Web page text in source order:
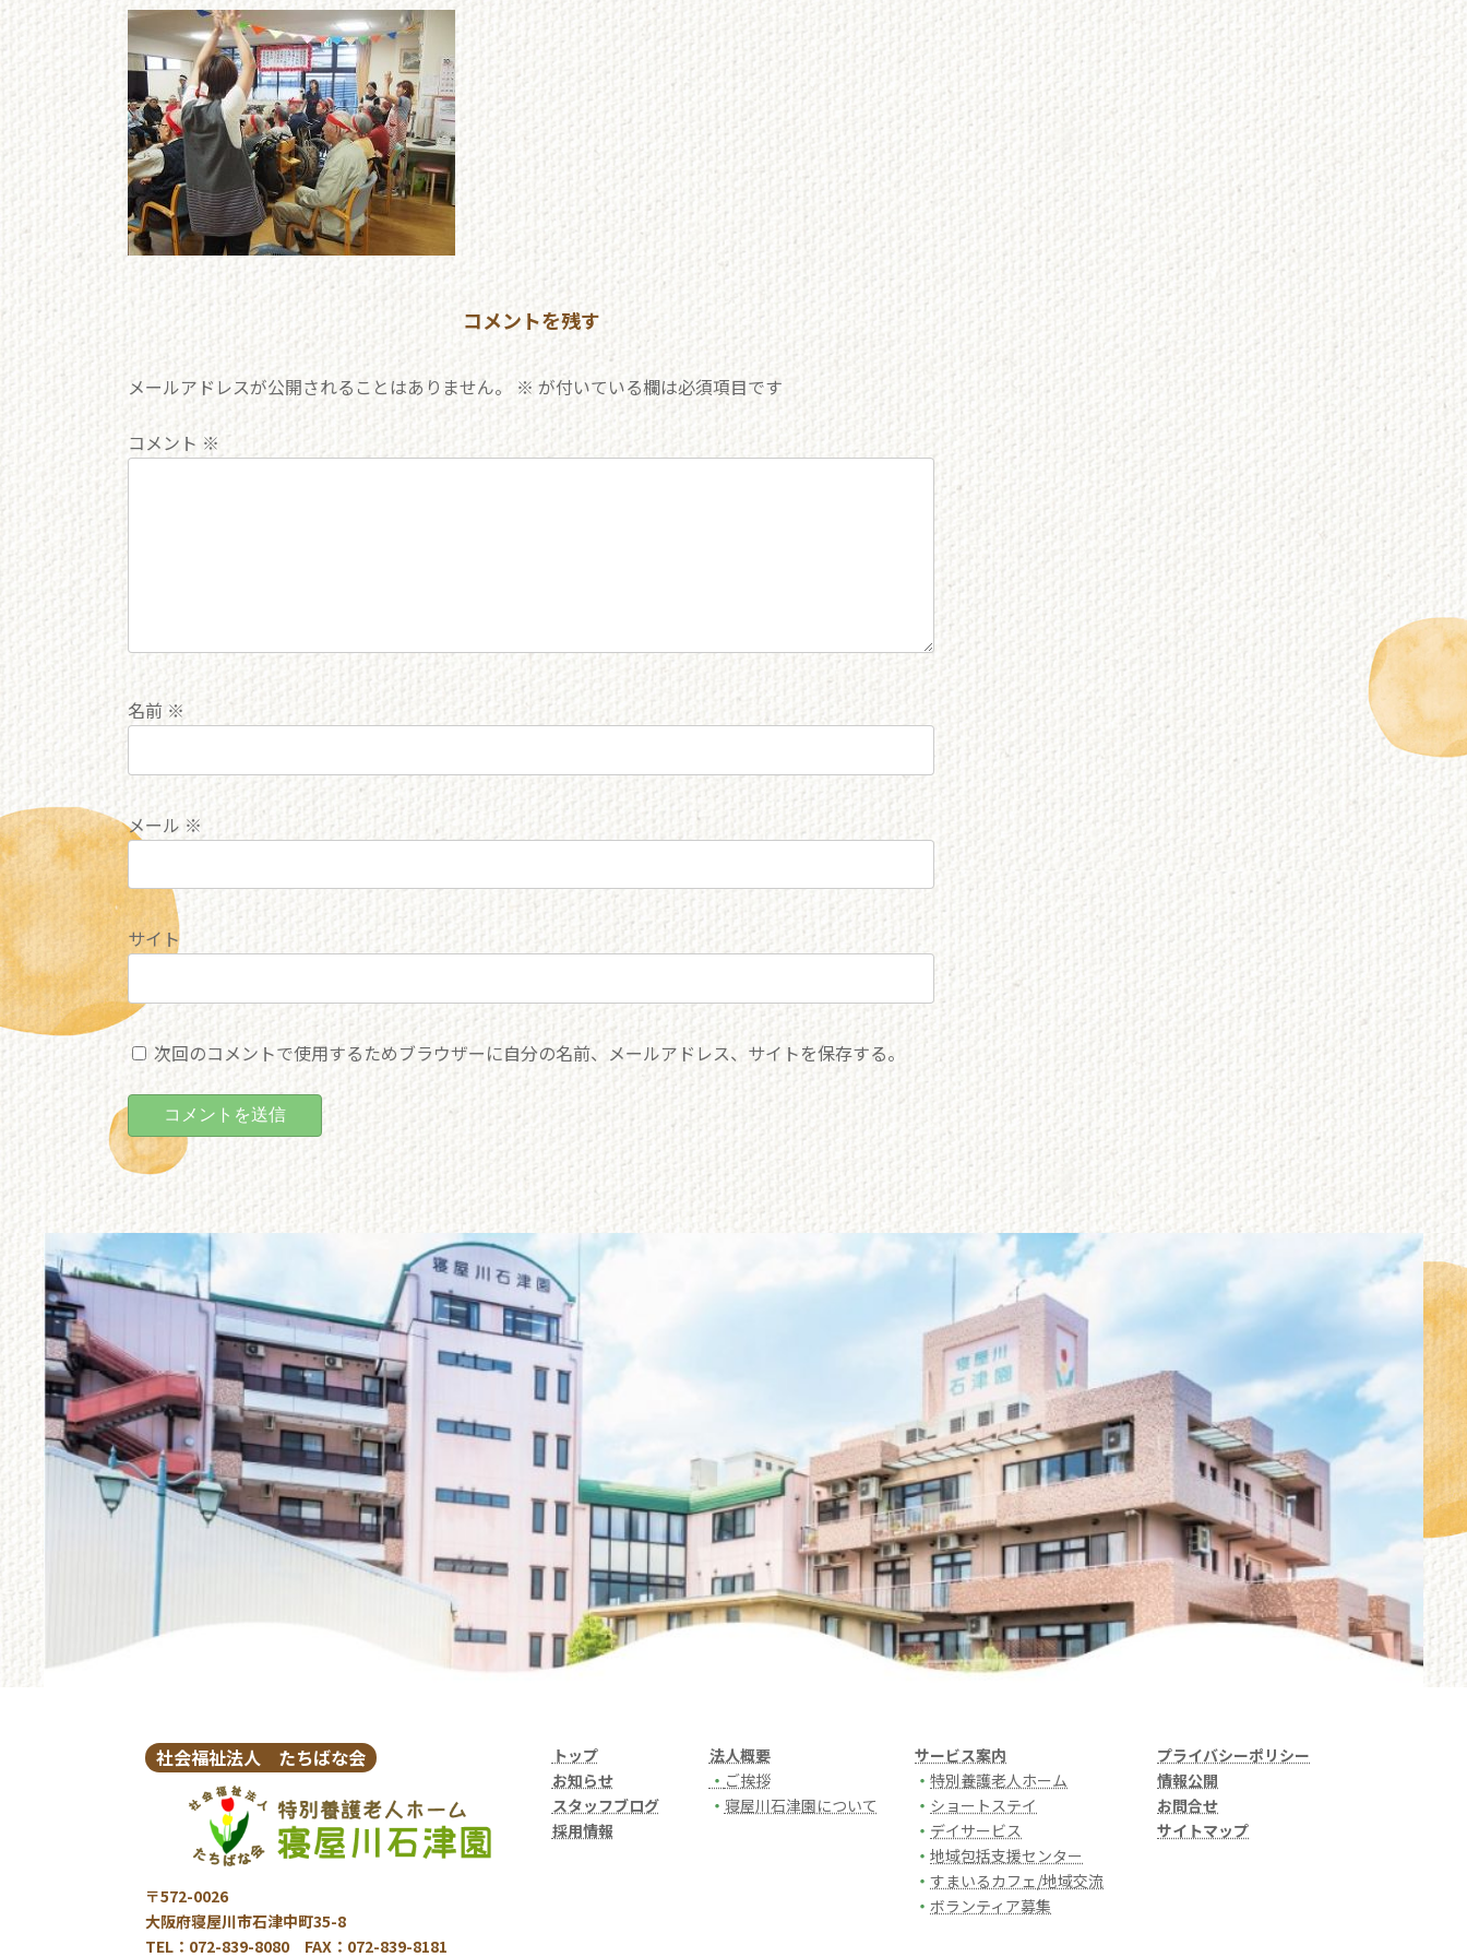
新
日
時
:
コメントを残す
メールアドレスが公開されることはありません。 ※ が付いている欄は必須項目です
コメント ※
名前 ※
メール ※
サイト
次回のコメントで使用するためブラウザーに自分の名前、メールアドレス、サイトを保存する。
社会福祉法人 たちばな会
〒572-0026
大阪府寝屋川市石津中町35-8
TEL：072-839-8080 FAX：072-839-8181
トップ
お知らせ
スタッフブログ
採用情報
法人概要
・ ご挨拶
・ 寝屋川石津園について
サービス案内
・特別養護老人ホーム
・ ショートステイ
・ デイサービス
・地域包括支援センター
・すまいるカフェ/地域交流
・ボランティア募集
プライバシーポリシー
情報公開
お問合せ
サイトマップ